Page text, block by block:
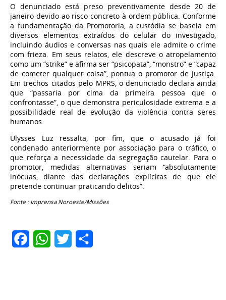
O denunciado está preso preventivamente desde 20 de
janeiro devido ao risco concreto à ordem pública. Conforme
a fundamentação da Promotoria, a custódia se baseia em
diversos elementos extraídos do celular do investigado,
incluindo áudios e conversas nas quais ele admite o crime
com frieza. Em seus relatos, ele descreve o atropelamento
como um “strike” e afirma ser “psicopata”, “monstro” e “capaz
de cometer qualquer coisa”, pontua o promotor de Justiça.
Em trechos citados pelo MPRS, o denunciado declara ainda
que “passaria por cima da primeira pessoa que o
confrontasse”, o que demonstra periculosidade extrema e a
possibilidade real de evolução da violência contra seres
humanos.
Ulysses Luz ressalta, por fim, que o acusado já foi
condenado anteriormente por associação para o tráfico, o
que reforça a necessidade da segregação cautelar. Para o
promotor, medidas alternativas seriam “absolutamente
inócuas, diante das declarações explícitas de que ele
pretende continuar praticando delitos”.
Fonte : Imprensa Noroeste/Missões
FacebookWhatsApp
Twitter